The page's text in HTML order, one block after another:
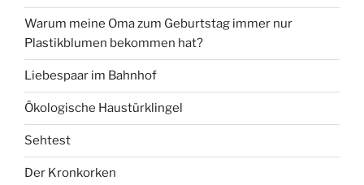
Warum meine Oma zum Geburtstag immer nur
Plastikblumen bekommen hat?
Liebespaar im Bahnhof
Ökologische Haustürklingel
Sehtest
Der Kronkorken